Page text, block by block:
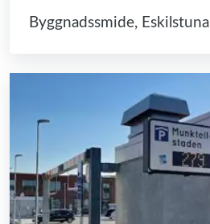
Byggnadssmide, Eskilstuna